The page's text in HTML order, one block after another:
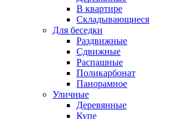
В квартире
Складывающиеся
Для беседки
Раздвижные
Сдвижные
Распашные
Поликарбонат
Панорамное
Уличные
Деревянные
Купе